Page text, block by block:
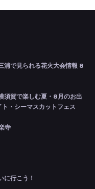
浦で見られる花火大会情報 8
須賀で楽しむ夏・8月のお出
・シーマスカットフェス
寺
に行こう！